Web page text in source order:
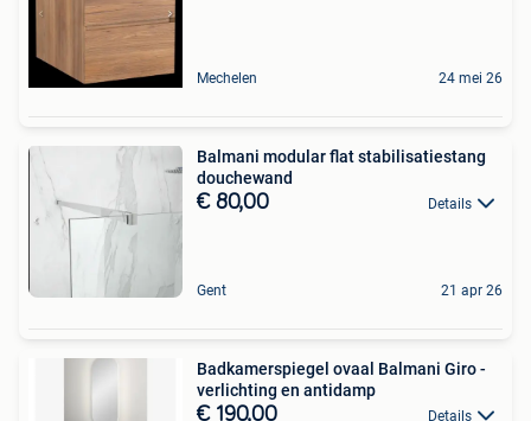
Mechelen 24 mei 26
Balmani modular flat stabilisatiestang
douchewand
€ 80,00 Details
Gent 21 apr 26
Badkamerspiegel ovaal Balmani Giro -
verlichting en antidamp
€ 190,00 Details